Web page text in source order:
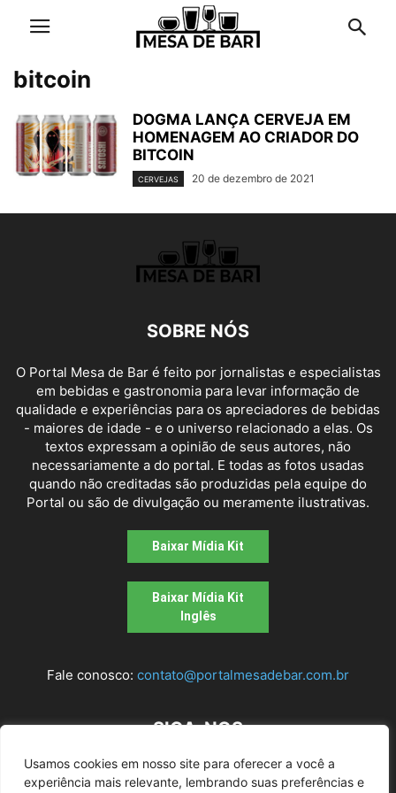
Usamos cookies em nosso site para oferecer a você a
experiência mais relevante, lembrando suas preferências e
bitcoin
DOGMA LANÇA CERVEJA EM
HOMENAGEM AO CRIADOR DO
BITCOIN
CERVEJAS 20 de dezembro de 2021
SOBRE NÓS
O Portal Mesa de Bar é feito por jornalistas e especialistas
em bebidas e gastronomia para levar informação de
qualidade e experiências para os apreciadores de bebidas
- maiores de idade - e o universo relacionado a elas. Os
textos expressam a opinião de seus autores, não
necessariamente a do portal. E todas as fotos usadas
quando não creditadas são produzidas pela equipe do
Portal ou são de divulgação ou meramente ilustrativas.
Baixar Mídia Kit
Baixar Mídia Kit
Inglês
Fale conosco: contato@portalmesadebar.com.br
SIGA-NOS